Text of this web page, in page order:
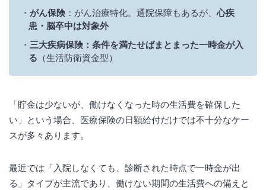
がん保険：がん治療特化。通院保障もあるが、 心疾
患・脳卒中は対象外
三大疾病保険：条件を満たせばまとまった一時金が入
る （生活防衛資金型）
「貯金は少ないが、働けなくなった時の生活費を確保した
い」という場合、医療保険の日額給付だけでは不十分なケー
スが多々あります。
最近では「入院しなくても、診断された時点で一時金が出
る」タイプが主流であり、働けない期間の生活費への備えと